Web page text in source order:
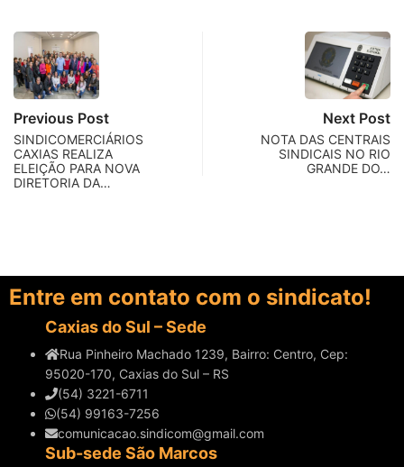
Previous Post
SINDICOMERCIÁRIOS
CAXIAS REALIZA
ELEIÇÃO PARA NOVA
DIRETORIA DA…
Next Post
NOTA DAS CENTRAIS
SINDICAIS NO RIO
GRANDE DO…
Entre em contato com o sindicato!
Caxias do Sul – Sede
Rua Pinheiro Machado 1239, Bairro: Centro, Cep:
95020-170, Caxias do Sul – RS
(54) 3221-6711
(54) 99163-7256
comunicacao.sindicom@gmail.com
Sub-sede São Marcos